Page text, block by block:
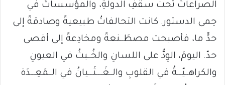
الصراعاتُ تحت سقفِ الدولةِ، والمؤسساتُ في
حِمى الدستور. كانت التحالفاتُ طبيعيةً وصادقةً إلى
حدٍّ ما، فأصبحت مصطَــنعةً ومخادِعةً إلى أقصى
حدّ. اليومَ، الوِدُّ على اللسانِ والخُــبثُ في العيونِ
والكراهــيّـــةُ في القلوبِ والــغَــــثَـــيانُ في الــمَعِـــدَة